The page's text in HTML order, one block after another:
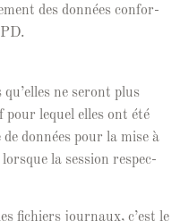
des don­nées con­for­
ne seront plus
pour lequel elles ont été
don­nées pour la mise à
lorsque la ses­sion respec­
fichiers jour­naux, c’est le